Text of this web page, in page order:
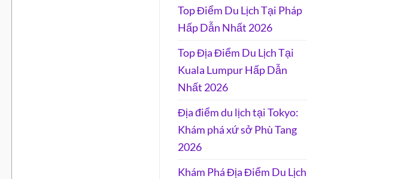
Top Điểm Du Lịch Tại Pháp
Hấp Dẫn Nhất 2026
Top Địa Điểm Du Lịch Tại
Kuala Lumpur Hấp Dẫn
Nhất 2026
Địa điểm du lịch tại Tokyo:
Khám phá xứ sở Phù Tang
2026
Khám Phá Địa Điểm Du Lịch